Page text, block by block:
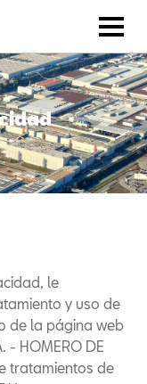
le
y uso de
de la página web
- HOMERO DE
tratamientos de